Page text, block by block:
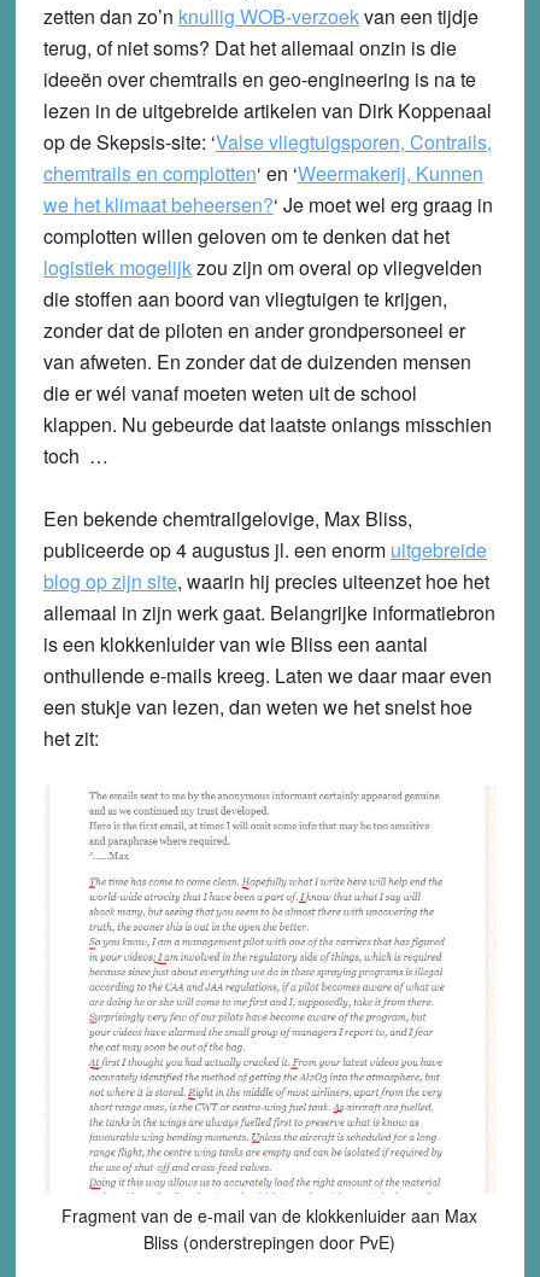
zetten dan zo’n knullig WOB-verzoekvan een tijdje
terug, of niet soms? Dat het allemaal onzin is die
ideeën over chemtrails en geo-engineering is na te
lezen in de uitgebreide artikelen van Dirk Koppenaal
op de Skepsis-site: ‘Valse vliegtuigsporen, Contrails,
chemtrails en complotten‘ en ‘Weermakerij, Kunnen
we het klimaat beheersen?‘ Je moet wel erg graag in
complotten willen geloven om te denken dat het
logistiek mogelijkzou zijn om overal op vliegvelden
die stoffen aan boord van vliegtuigen te krijgen,
zonder dat de piloten en ander grondpersoneel er
van afweten. En zonder dat de duizenden mensen
die er wél vanaf moeten weten uit de school
klappen. Nu gebeurde dat laatste onlangs misschien
toch …
Een bekende chemtrailgelovige, Max Bliss,
publiceerde op 4 augustus jl. een enorm uitgebreide
blog op zijn site, waarin hij precies uiteenzet hoe het
allemaal in zijn werk gaat. Belangrijke informatiebron
is een klokkenluider van wie Bliss een aantal
onthullende e-mails kreeg. Laten we daar maar even
een stukje van lezen, dan weten we het snelst hoe
het zit:
Fragment van de e-mail van de klokkenluider aan Max
Bliss (onderstrepingen door PvE)